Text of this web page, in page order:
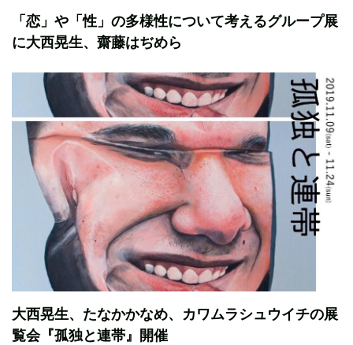
「恋」や「性」の多様性について考えるグループ展
に大西晃生、齋藤はぢめら
大西晃生、たなかかなめ、カワムラシュウイチの展
覧会『孤独と連帯』開催